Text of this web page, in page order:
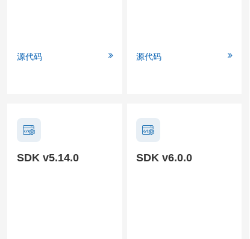
源代码 源代码
SDK v5.14.0 SDK v6.0.0